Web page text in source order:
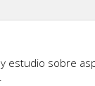
estudio sobre